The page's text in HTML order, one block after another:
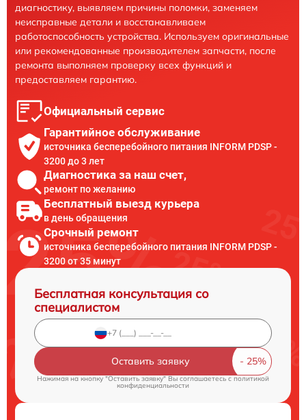
диагностику, выявляем причины поломки, заменяем
неисправные детали и восстанавливаем
работоспособность устройства. Используем оригинальные
или рекомендованные производителем запчасти, после
ремонта выполняем проверку всех функций и
предоставляем гарантию.
Официальный сервис
Гарантийное обслуживание
источника бесперебойного питания INFORM PDSP -
3200 до 3 лет
Диагностика за наш счет,
ремонт по желанию
Бесплатный выезд курьера
в день обращения
Срочный ремонт
источника бесперебойного питания INFORM PDSP -
3200 от 35 минут
Бесплатная консультация со
специалистом
Оставить заявку
Нажимая на кнопку "Оставить заявку" Вы соглашаетесь cполитикой
конфиденциальности